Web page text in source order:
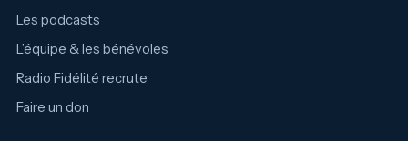
Les podcasts
L’équipe & les bénévoles
Radio Fidélité recrute
Faire un don